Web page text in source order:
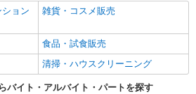
ョン
雑貨・コスメ販売
食品・試食販売
清掃・ハウスクリーニング
バイト・アルバイト・パートを探す